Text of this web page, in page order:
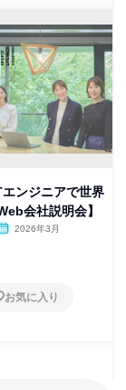
ンジニアで世界
会社説明会】
2026年3月
お気に入り